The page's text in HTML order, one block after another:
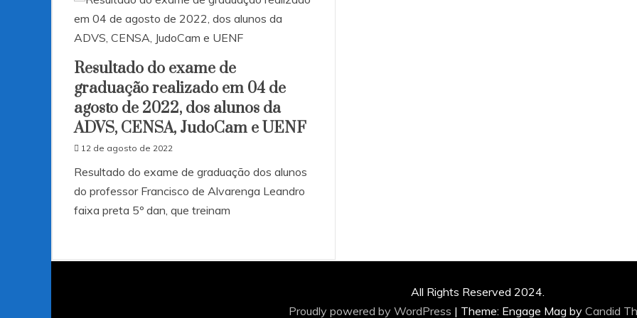
Resultado do exame de
graduação realizado em 04 de
agosto de 2022, dos alunos da
ADVS, CENSA, JudoCam e UENF
12 de agosto de 2022
Resultado do exame de graduação dos alunos
do professor Francisco de Alvarenga Leandro
faixa preta 5º dan, que treinam
All Rights Reserved 2024.
Proudly powered by WordPress | Theme: Engage Mag by Candid